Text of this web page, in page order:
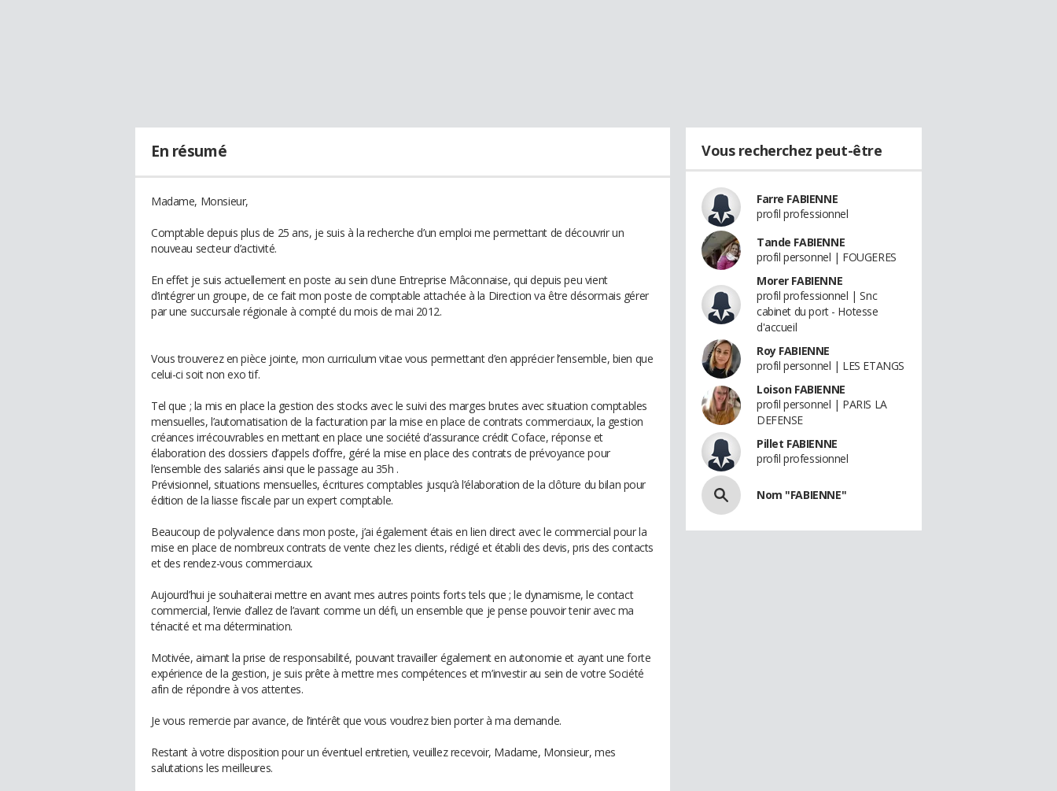
En résumé
Madame, Monsieur,
Comptable depuis plus de 25 ans, je suis à la recherche d’un emploi me permettant de découvrir un
nouveau secteur d’activité.
En effet je suis actuellement en poste au sein d’une Entreprise Mâconnaise, qui depuis peu vient
d’intégrer un groupe, de ce fait mon poste de comptable attachée à la Direction va être désormais gérer
par une succursale régionale à compté du mois de mai 2012.
Vous trouverez en pièce jointe, mon curriculum vitae vous permettant d’en apprécier l’ensemble, bien que
celui-ci soit non exo tif.
Tel que ; la mis en place la gestion des stocks avec le suivi des marges brutes avec situation comptables
mensuelles, l’automatisation de la facturation par la mise en place de contrats commerciaux, la gestion
créances irrécouvrables en mettant en place une société d’assurance crédit Coface, réponse et
élaboration des dossiers d’appels d’offre, géré la mise en place des contrats de prévoyance pour
l’ensemble des salariés ainsi que le passage au 35h .
Prévisionnel, situations mensuelles, écritures comptables jusqu’à l’élaboration de la clôture du bilan pour
édition de la liasse fiscale par un expert comptable.
Beaucoup de polyvalence dans mon poste, j’ai également étais en lien direct avec le commercial pour la
mise en place de nombreux contrats de vente chez les clients, rédigé et établi des devis, pris des contacts
et des rendez-vous commerciaux.
Aujourd’hui je souhaiterai mettre en avant mes autres points forts tels que ; le dynamisme, le contact
commercial, l’envie d’allez de l’avant comme un défi, un ensemble que je pense pouvoir tenir avec ma
ténacité et ma détermination.
Motivée, aimant la prise de responsabilité, pouvant travailler également en autonomie et ayant une forte
expérience de la gestion, je suis prête à mettre mes compétences et m’investir au sein de votre Société
afin de répondre à vos attentes.
Je vous remercie par avance, de l’intérêt que vous voudrez bien porter à ma demande.
Restant à votre disposition pour un éventuel entretien, veuillez recevoir, Madame, Monsieur, mes
salutations les meilleures.
Vous recherchez peut-être
Farre FABIENNE
profil professionnel
Tande FABIENNE
profil personnel | FOUGERES
Morer FABIENNE
profil professionnel | Snc
cabinet du port - Hotesse
d'accueil
Roy FABIENNE
profil personnel | LES ETANGS
Loison FABIENNE
profil personnel | PARIS LA
DEFENSE
Pillet FABIENNE
profil professionnel
Nom "FABIENNE"